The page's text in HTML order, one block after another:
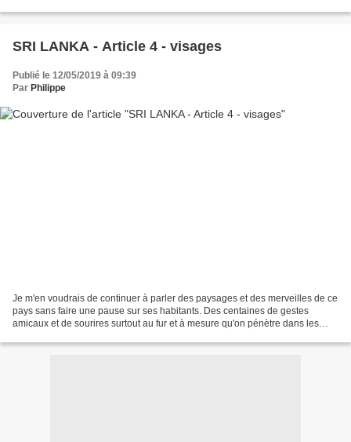
SRI LANKA - Article 4 - visages
Publié le 12/05/2019 à 09:39
Par Philippe
Je m'en voudrais de continuer à parler des paysages et des merveilles de ce
pays sans faire une pause sur ses habitants. Des centaines de gestes
amicaux et de sourires surtout au fur et à mesure qu'on pénètre dans les